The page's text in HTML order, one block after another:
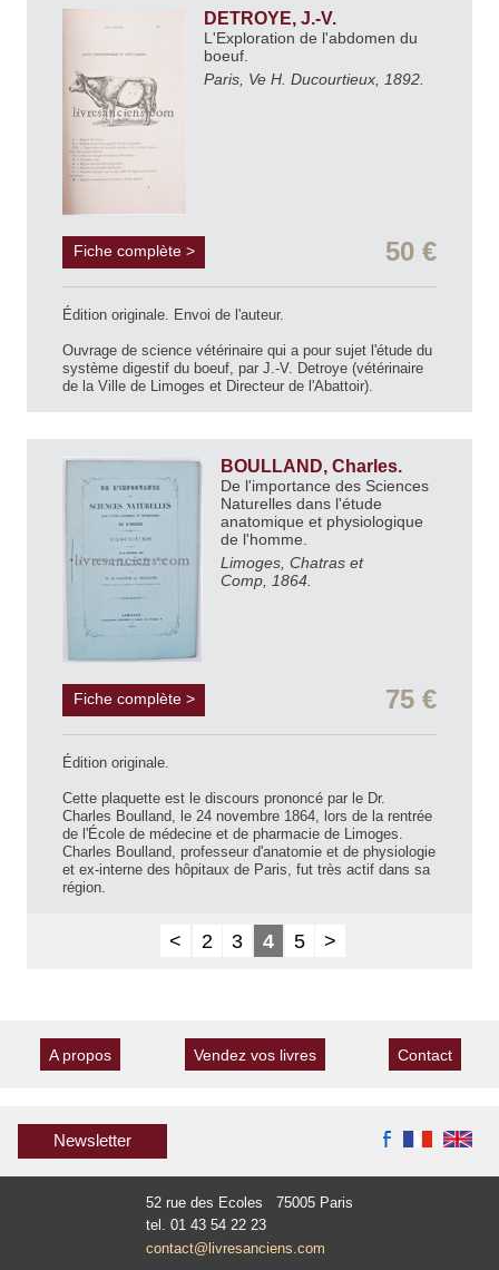
DETROYE, J.-V.
L'Exploration de l'abdomen du
boeuf.
Paris, Ve H. Ducourtieux, 1892.
Fiche complète > 50 €
Édition originale. Envoi de l'auteur.
Ouvrage de science vétérinaire qui a pour sujet l'étude du
système digestif du boeuf, par J.-V. Detroye (vétérinaire
de la Ville de Limoges et Directeur de l'Abattoir).
BOULLAND, Charles.
De l'importance des Sciences
Naturelles dans l'étude
anatomique et physiologique
de l'homme.
Limoges, Chatras et
Comp, 1864.
Fiche complète > 75 €
Édition originale.
Cette plaquette est le discours prononcé par le Dr.
Charles Boulland, le 24 novembre 1864, lors de la rentrée
de l'École de médecine et de pharmacie de Limoges.
Charles Boulland, professeur d'anatomie et de physiologie
et ex-interne des hôpitaux de Paris, fut très actif dans sa
région.
< 2 3 4 5 >
A propos Vendez vos livres Contact
Newsletter
52 rue des Ecoles 75005 Paris
tel. 01 43 54 22 23
contact@livresanciens.com